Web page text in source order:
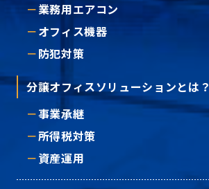
業務用エアコン
オフィス機器
防犯対策
分譲オフィスソリューションとは？
事業承継
所得税対策
資産運用